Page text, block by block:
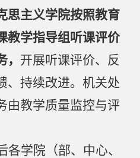
思主义学院按照教育
教学指导组听课评价
开展听课评价、反
持续改进。 机关处
由教学质量监控与评
各学院（部、 中心、